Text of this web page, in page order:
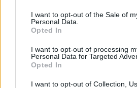
I want to opt-out of the Sale of
Personal Data.
Opted In
I want to opt-out of processing
Personal Data for Targeted
Opted In
I want to opt-out of Collection,